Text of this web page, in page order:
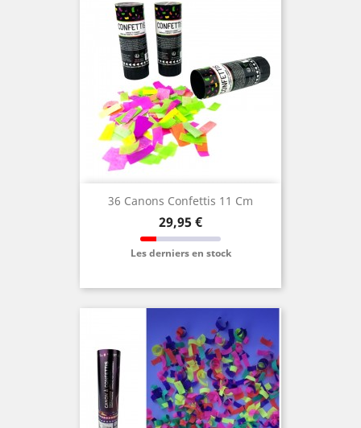
36 Canons Confettis 11 Cm
Prix
29,95 €
Les derniers en stock